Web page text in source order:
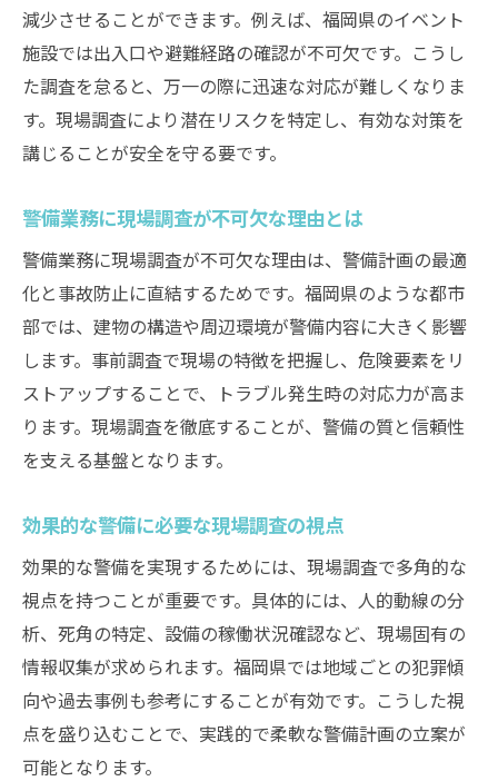
警備現場調査が福岡県の課題解決に有効な
理由
地域特性に応じた警備調査の進め方を解説
リスク管理を意識した警備現場の進め方
リスク管理を軸にした警備現場の実践策
警備現場進行に役立つリスク管理の要点
警備業務で実践できるリスク低減策とは
警備現場調査とリスク管理の連携の重要性
安全確保に重要な警備の現場分析手法
警備現場分析で安全確保に繋がる着眼点
警備現場調査が導く分析手法の実例紹介
警備業務の安全性を高める現場分析の工夫
警備現場の詳細分析が安全性を左右する理
由
現場調査を活かした警備分析の実践ポイン
ト
警備計画に役立つ現場調査の実践ポイント
警備計画に必要な現場調査の着目点を解説
減少させることができます。例えば、福岡県のイベント
施設では出入口や避難経路の確認が不可欠です。こうし
た調査を怠ると、万一の際に迅速な対応が難しくなりま
す。現場調査により潜在リスクを特定し、有効な対策を
講じることが安全を守る要です。
警備業務に現場調査が不可欠な理由とは
警備業務に現場調査が不可欠な理由は、警備計画の最適
化と事故防止に直結するためです。福岡県のような都市
部では、建物の構造や周辺環境が警備内容に大きく影響
します。事前調査で現場の特徴を把握し、危険要素をリ
ストアップすることで、トラブル発生時の対応力が高ま
ります。現場調査を徹底することが、警備の質と信頼性
を支える基盤となります。
効果的な警備に必要な現場調査の視点
効果的な警備を実現するためには、現場調査で多角的な
視点を持つことが重要です。具体的には、人的動線の分
析、死角の特定、設備の稼働状況確認など、現場固有の
情報収集が求められます。福岡県では地域ごとの犯罪傾
向や過去事例も参考にすることが有効です。こうした視
点を盛り込むことで、実践的で柔軟な警備計画の立案が
可能となります。